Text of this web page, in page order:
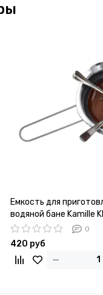
Емкость для
водяной бане Kamille
0
420 руб